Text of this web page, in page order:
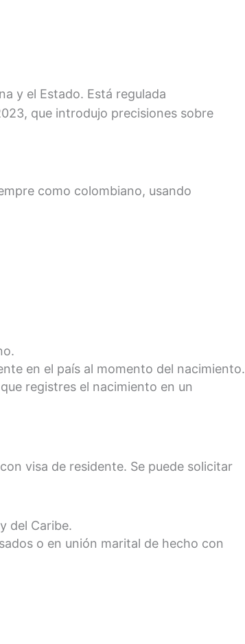
y el Estado. Está regulada
que introdujo precisiones sobre
como colombiano, usando
en el país al momento del nacimiento.
registres el nacimiento en un
visa de residente. Se puede solicitar
del Caribe.
o en unión marital de hecho con